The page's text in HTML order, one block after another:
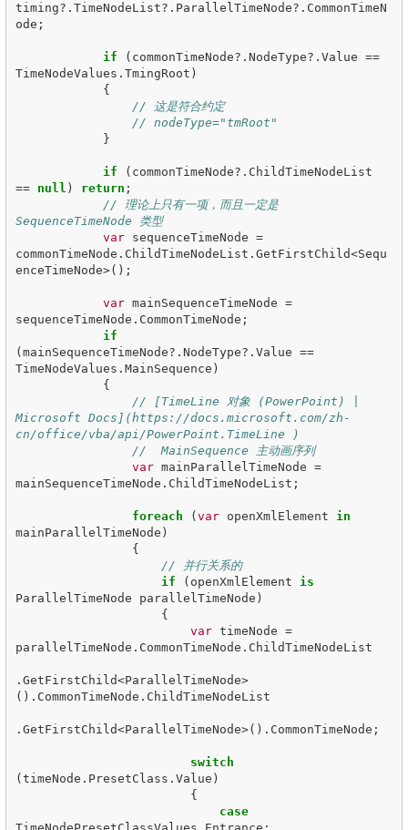
timing?. TimeNodeList?. ParallelTimeNode?. CommonTimeN
ode ;
if ( commonTimeNode?. NodeType?. Value ==
TimeNodeValues . TmingRoot )
{
// 这是符合约定
// nodeType="tmRoot"
}
if ( commonTimeNode?. ChildTimeNodeList
==
null ) return ;
// 理论上只有一项，而且一定是
SequenceTimeNode 类型
var
sequenceTimeNode =
commonTimeNode . ChildTimeNodeList . GetFirstChild<Sequ
enceTimeNode>();
var mainSequenceTimeNode =
sequenceTimeNode . CommonTimeNode ;
if
( mainSequenceTimeNode?. NodeType?. Value ==
TimeNodeValues . MainSequence )
{
// [TimeLine 对象 (PowerPoint) |
Microsoft Docs](https://docs.microsoft.com/zh-
cn/office/vba/api/PowerPoint.TimeLine )
//  MainSequence 主动画序列
var mainParallelTimeNode =
mainSequenceTimeNode . ChildTimeNodeList ;
foreach ( var openXmlElement in
mainParallelTimeNode )
{
// 并行关系的
if
( openXmlElement is
ParallelTimeNode
parallelTimeNode )
{
var timeNode =
parallelTimeNode . CommonTimeNode . ChildTimeNodeList
. GetFirstChild<ParallelTimeNode>
(). CommonTimeNode . ChildTimeNodeList
. GetFirstChild<ParallelTimeNode>(). CommonTimeNode ;
switch
( timeNode . PresetClass . Value )
{
case